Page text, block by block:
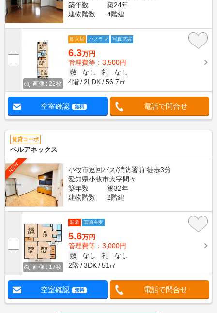
築年数
築24年
建物階数
4階建
画像 : 22枚
即入居 パノラマ 写真充実
6.3万円
管理費等：3,500円
敷
なし 礼
なし
4階
2LDK 56.7㎡
空室確認 無料 電話で問合せ
賃貸コーポ
ベルアネックス
NEW
小牧市巡回バス/消防署前 徒歩3分
愛知県小牧市大字間々
築年数
築32年
建物階数
2階建
画像 : 17枚
新着 写真充実
5.6万円
管理費等：3,000円
敷
なし 礼
なし
2階
3DK 51㎡
空室確認 無料 電話で問合せ